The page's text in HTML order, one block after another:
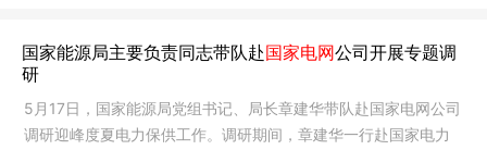
国家能源局主要负责同志带队赴国家电网公司开展专题调
研
5月17日，国家能源局党组书记、局长章建华带队赴国家电网公司
调研迎峰度夏电力保供工作。调研期间，章建华一行赴国家电力